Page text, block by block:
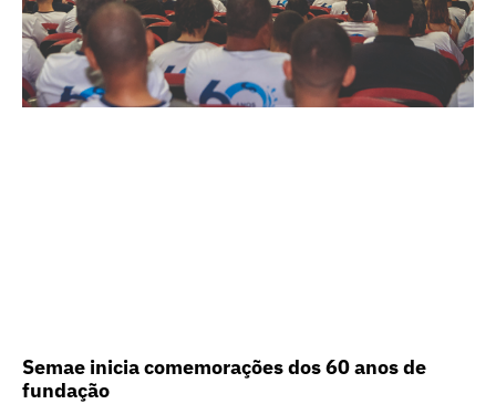
Semae inicia comemorações dos 60 anos de
fundação